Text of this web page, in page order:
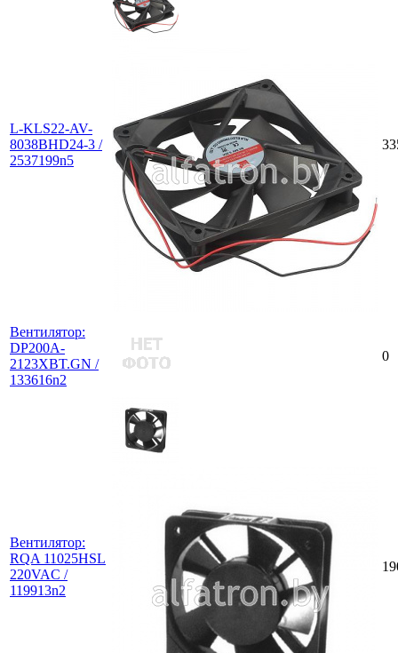
L-KLS22-AV-
8038BHD24-3 /
2537199n5
Вентилятор:
DP200A-
2123XBT.GN /
133616n2
0
Вентилятор:
RQA 11025HSL
220VAC /
119913n2